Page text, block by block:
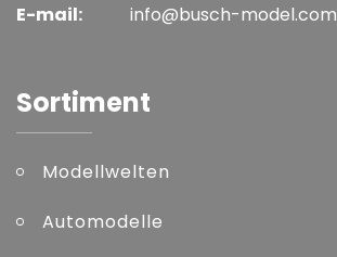
E-mail:
info@busch-model.com
Sortiment
Modellwelten
Automodelle